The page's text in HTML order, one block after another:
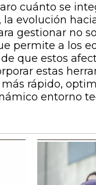
cuánto se
la evolución
gestionar no
permite a los
que estos
estas
rápido,
entorno